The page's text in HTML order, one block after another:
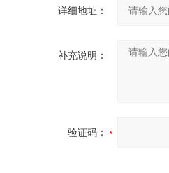
详细地址：
补充说明：
验证码：